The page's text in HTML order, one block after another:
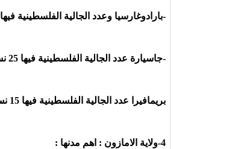
-بارادوغارسيا وعدد الجالية الفلسطينية فيها 60 نسمة .
-جاسيارة عدد الجالية الفلسطينية فيها 25 نسمة .
بريمافيرا عدد الجالية الفلسطينية فيها 15 نسمة .
4-ولاية الامازون : اهم مدنها :